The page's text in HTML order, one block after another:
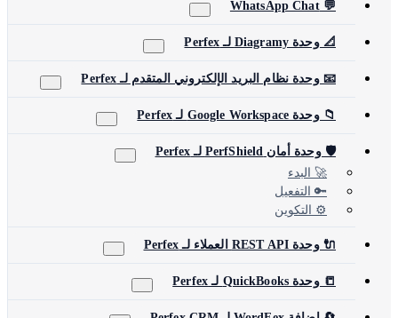
💬 WhatsApp Chat
📐 وحدة Diagramy لـ Perfex
📧 وحدة نظام البريد الإلكتروني المتقدم لـ Perfex
📁 وحدة Google Workspace لـ Perfex
🛡️ وحدة أمان PerfShield لـ Perfex
🚀 البدء
🔑 التفعيل
⚙️ التكوين
🔌 وحدة REST API العملاء لـ Perfex
📒 وحدة QuickBooks لـ Perfex